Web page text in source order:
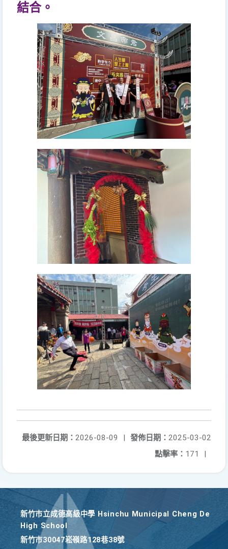
結合。
發佈日期： 2025-03-02
最後更新日期： 2026-08-09
|
點擊率： 171 |
新竹巿立成德高級中學 Hsinchu Municipal Cheng De
High School
新竹巿30047崧嶺路128巷38號